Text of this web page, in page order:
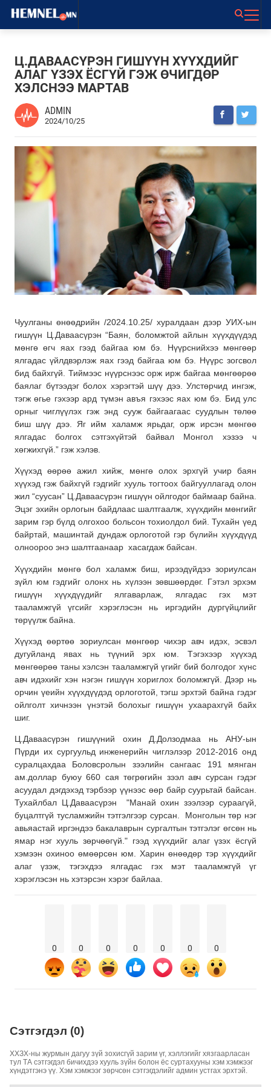
Ц.ДАВААСҮРЭН ГИШҮҮН ХҮҮХДИЙГ
АЛАГ ҮЗЭХ ЁСГҮЙ ГЭЖ ӨЧИГДӨР
ХЭЛСНЭЭ МАРТАВ
ADMIN
2024/10/25
Чуулганы өнөөдрийн /2024.10.25/ хуралдаан дээр УИХ-ын
гишүүн Ц.Даваасүрэн “Баян, боломжтой айлын хүүхдүүдэд
мөнгө өгч яах гээд байгаа юм бэ. Нүүрснийхээ мөнгөөр
ялгадас үйлдвэрлэж яах гээд байгаа юм бэ. Нүүрс зогсвол
бид байхгүй. Тиймээс нүүрснээс орж ирж байгаа мөнгөөрөө
баялаг бүтээдэг болох хэрэгтэй шүү дээ. Улстөрчид ингэж,
тэгж өгье гэхээр ард түмэн авъя гэхээс яах юм бэ. Бид улс
орныг чиглүүлэх гэж энд сууж байгаагаас суудлын төлөө
биш шүү дээ. Яг ийм халамж ярьдаг, орж ирсэн мөнгөө
ялгадас болгох сэтгэхүйтэй байвал Монгол хэзээ ч
хөгжихгүй.” гэж хэлэв.
Хүүхэд өөрөө ажил хийж, мөнгө олох эрхгүй учир баян
хүүхэд гэж байхгүй гэдгийг хууль тогтоох байгууллагад олон
жил “суусан” Ц.Даваасүрэн гишүүн ойлгодог баймаар байна.
Эцэг эхийн орлогын байдлаас шалтгаалж, хүүхдийн мөнгийг
зарим гэр бүлд олгохоо больсон тохиолдол бий. Тухайн үед
байртай, машинтай дундаж орлоготой гэр бүлийн хүүхдүүд
олноороо энэ шалтгаанаар хасагдаж байсан.
Хүүхдийн мөнгө бол халамж биш, ирээдүйдээ зориулсан
зүйл юм гэдгийг олонх нь хүлээн зөвшөөрдөг. Гэтэл эрхэм
гишүүн хүүхдүүдийг ялгаварлаж, ялгадас гэх мэт
тааламжгүй үгсийг хэрэглэсэн нь иргэдийн дургүйцлийг
төрүүлж байна.
Хүүхэд өөртөө зориулсан мөнгөөр чихэр авч идэх, эсвэл
дугуйланд явах нь түүний эрх юм. Тэгэхээр хүүхэд
мөнгөөрөө таны хэлсэн тааламжгүй үгийг бий болгодог хүнс
авч идэхийг хэн нэгэн гишүүн хориглох боломжгүй. Дээр нь
орчин үеийн хүүхдүүдэд орлоготой, тэгш эрхтэй байна гэдэг
ойлголт хичнээн үнэтэй болохыг гишүүн ухаарахгүй байх
шиг.
Ц.Даваасүрэн гишүүний охин Д.Долзодмаа нь АНУ-ын
Пүрди их сургуульд инженерийн чиглэлээр 2012-2016 онд
суралцахдаа Боловсролын зээлийн сангаас 191 мянган
ам.доллар буюу 660 сая төгрөгийн зээл авч сурсан гэдэг
асуудал дэгдэхэд тэрбээр үүнээс өөр байр суурьтай байсан.
Тухайлбал Ц.Даваасүрэн "Манай охин зээлээр сураагүй,
буцалтгүй тусламжийн тэтгэлгээр сурсан. Монголын төр нэг
авьяастай иргэндээ бакалаврын сургалтын тэтгэлэг өгсөн нь
ямар нэг хууль зөрчөөгүй." гээд хүүхдийг алаг үзэх ёсгүй
хэмээн охиноо өмөөрсөн юм. Харин өнөөдөр тэр хүүхдийг
алаг үзэж, тэгэхдээ ялгадас гэх мэт тааламжгүй үг
хэрэглэсэн нь хэтэрсэн хэрэг байлаа.
0 0 0 0 0 0 0
Сэтгэгдэл (0)
ХХЗХ-ны журмын дагуу зүй зохисгүй зарим үг, хэллэгийг хязгаарласан
тул ТА сэтгэгдэл бичихдээ хууль зүйн болон ёс суртахууны хэм хэмжээг
хүндэтгэнэ үү. Хэм хэмжээг зөрчсөн сэтгэгдэлийг админ устгах эрхтэй.